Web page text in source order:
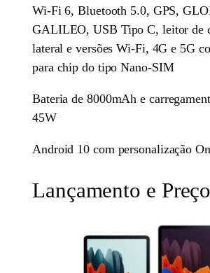
Wi-Fi 6, Bluetooth 5.0, GPS,
GALILEO, USB Tipo C, leitor de
lateral e versões Wi-Fi, 4G e 5G
para chip do tipo Nano-SIM
Bateria de 8000mAh e
45W
Android 10 com personalização
Lançamento e Preço